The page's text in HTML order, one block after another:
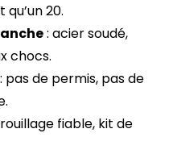
20.
: acier soudé,
chocs.
: pas de permis, pas de
fiable, kit de